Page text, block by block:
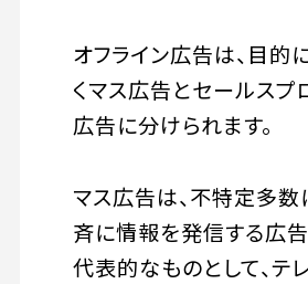
オフライン広告は、目的
くマス広告とセールスプ
広告に分けられます。
マス広告は、不特定多
斉に情報を発信する広告
代表的なものとして、テ